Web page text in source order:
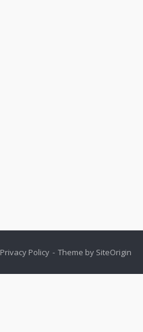
Privacy Policy Theme by SiteOrigin